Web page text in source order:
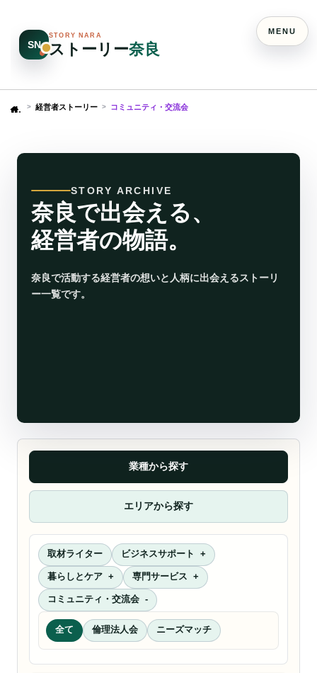
SN
STORY NARA
ストーリー奈良
Home 経営者ストーリー コミュニティ・交流会
STORY ARCHIVE
奈良で出会える、
経営者の物語。
奈良で活動する経営者の想いと人柄に出会えるストーリ
ー一覧です。
業種から探す
エリアから探す
取材ライター ビジネスサポート
暮らしとケア 専門サービス
コミュニティ・交流会
全て 倫理法人会 ニーズマッチ
MENU